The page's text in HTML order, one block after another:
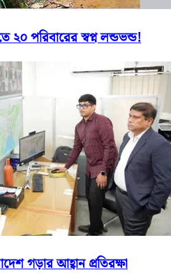
২০ পরিবারের স্বপ্ন লন্ডভন্ড!
গড়ার আহ্বান প্রতিরক্ষা